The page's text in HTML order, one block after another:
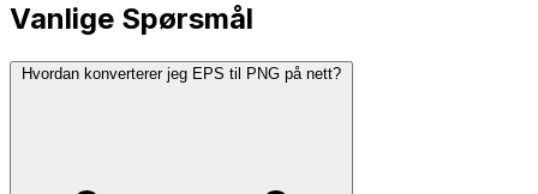
Vanlige Spørsmål
Hvordan konverterer jeg EPS til PNG på nett?